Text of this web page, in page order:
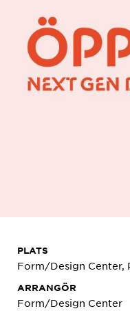
PLATS
Form/Design Center,
ARRANGÖR
Form/Design Center